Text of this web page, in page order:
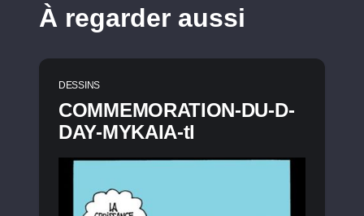
À regarder aussi
DESSINS
COMMEMORATION-DU-D-
DAY-MYKAIA-tl